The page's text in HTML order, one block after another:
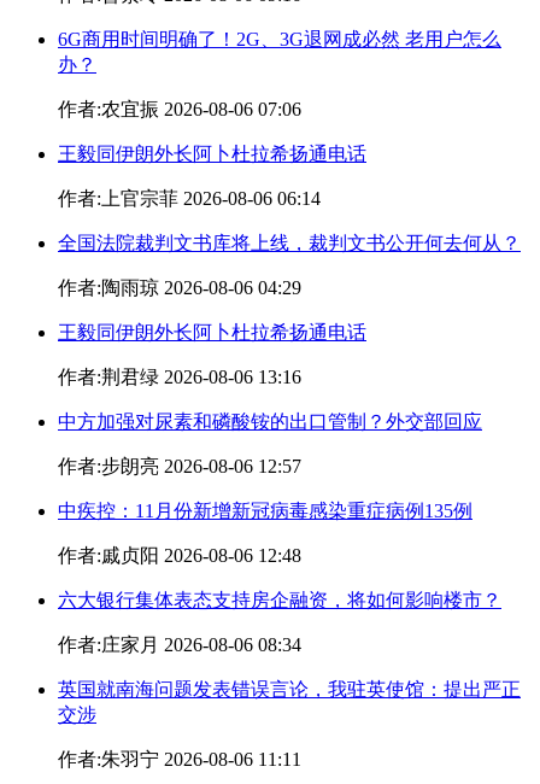
6G商用时间明确了！2G、3G退网成必然 老用户怎么
办？
作者:农宜振 2026-08-06 07:06
王毅同伊朗外长阿卜杜拉希扬通电话
作者:上官宗菲 2026-08-06 06:14
全国法院裁判文书库将上线，裁判文书公开何去何从？
作者:陶雨琼 2026-08-06 04:29
王毅同伊朗外长阿卜杜拉希扬通电话
作者:荆君绿 2026-08-06 13:16
中方加强对尿素和磷酸铵的出口管制？外交部回应
作者:步朗亮 2026-08-06 12:57
中疾控：11月份新增新冠病毒感染重症病例135例
作者:戚贞阳 2026-08-06 12:48
六大银行集体表态支持房企融资，将如何影响楼市？
作者:庄家月 2026-08-06 08:34
英国就南海问题发表错误言论，我驻英使馆：提出严正
交涉
作者:朱羽宁 2026-08-06 11:11